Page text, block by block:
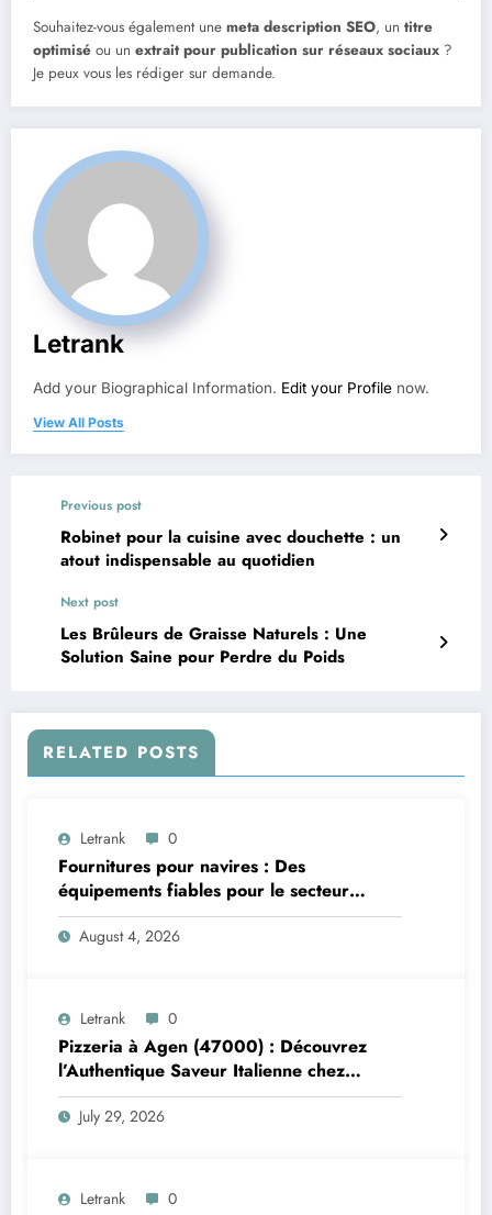
Souhaitez-vous également une meta description SEO, un titre
optimisé ou un extrait pour publication sur réseaux sociaux ?
Je peux vous les rédiger sur demande.
Letrank
Add your Biographical Information. Edit your Profile now.
View All Posts
Previous post
Robinet pour la cuisine avec douchette : un
atout indispensable au quotidien
Next post
Les Brûleurs de Graisse Naturels : Une
Solution Saine pour Perdre du Poids
RELATED POSTS
Letrank 0
Fournitures pour navires : Des
équipements fiables pour le secteur
maritime
August 4, 2026
Letrank 0
Pizzeria à Agen (47000) : Découvrez
l’Authentique Saveur Italienne chez
Trattoria Pasta Pizza Brax
July 29, 2026
Letrank 0